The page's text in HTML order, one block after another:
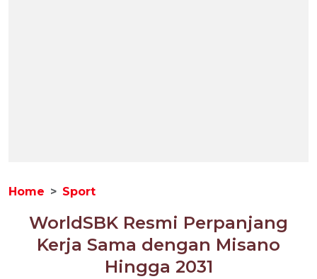
Home Sport
WorldSBK Resmi Perpanjang
Kerja Sama dengan Misano
Hingga 2031